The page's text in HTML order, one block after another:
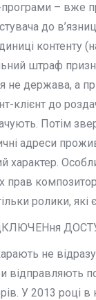
– вже
до
контенту
штраф
держава, а
клієнт до
Потім
адреси
характер.
прав
ролики,
не
відправляють
У 2013 році в